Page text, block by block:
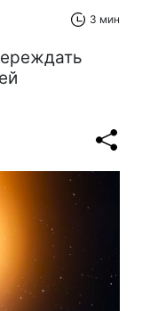
3 мин